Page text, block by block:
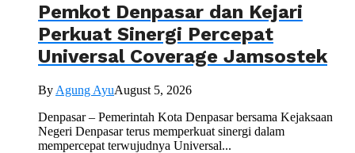
Pemkot Denpasar dan Kejari
Perkuat Sinergi Percepat
Universal Coverage Jamsostek
By Agung AyuAugust 5, 2026
Denpasar – Pemerintah Kota Denpasar bersama Kejaksaan
Negeri Denpasar terus memperkuat sinergi dalam
mempercepat terwujudnya Universal...